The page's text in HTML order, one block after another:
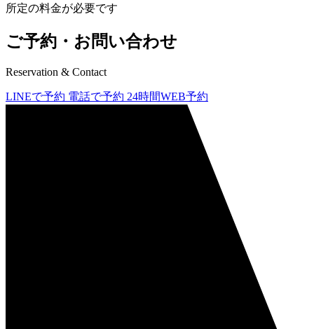
所定の料金が必要です
ご予約・お問い合わせ
Reservation & Contact
LINEで予約 電話で予約 24時間WEB予約